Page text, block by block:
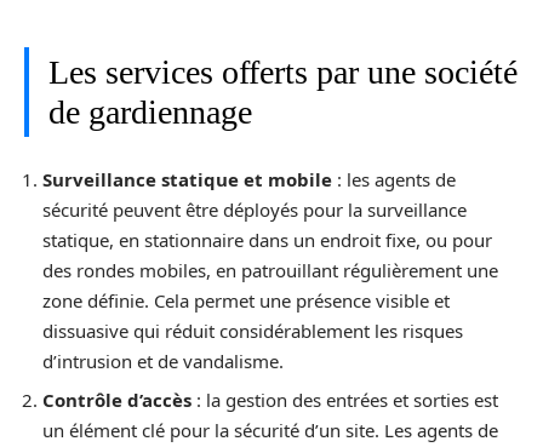
Les services offerts par une société
de gardiennage
Surveillance statique et mobile : les agents de
sécurité peuvent être déployés pour la surveillance
statique, en stationnaire dans un endroit fixe, ou pour
des rondes mobiles, en patrouillant régulièrement une
zone définie. Cela permet une présence visible et
dissuasive qui réduit considérablement les risques
d’intrusion et de vandalisme.
Contrôle d’accès : la gestion des entrées et sorties est
un élément clé pour la sécurité d’un site. Les agents de